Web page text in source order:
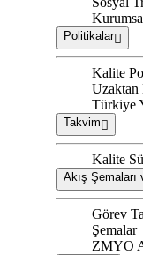
Politikalar
Kalite
Uzaktan
Türkiye
Takvim
Kalite
Akış Şemaları
Görev
Şemalar
ZMYO